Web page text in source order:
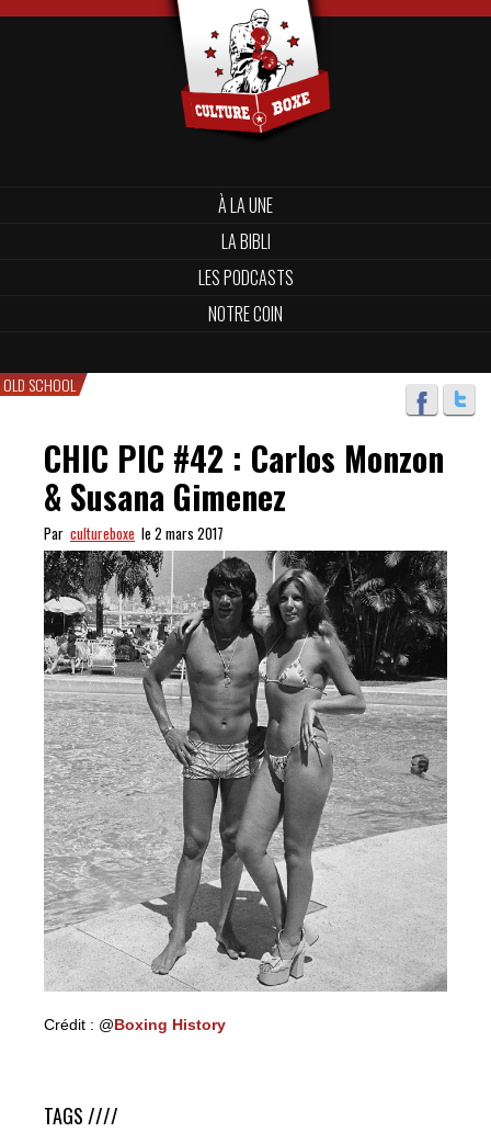
À LA UNE
LA BIBLI
LES PODCASTS
NOTRE COIN
OLD SCHOOL
CHIC PIC #42 : Carlos Monzon
& Susana Gimenez
Par cultureboxe le 2 mars 2017
Crédit : @Boxing History
TAGS ////